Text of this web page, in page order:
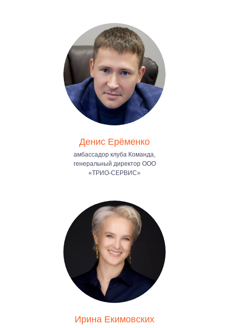
Денис Ерёменко
амбассадор клуба Команда,
генеральный директор ООО
«ТРИО-СЕРВИС»
Ирина Екимовских